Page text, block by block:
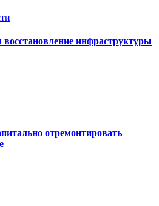
инфраструктуры
отремонтировать